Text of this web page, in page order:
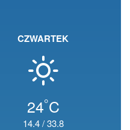
CZWARTEK
24°C
14.4/33.8